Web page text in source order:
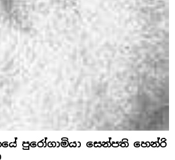
පුරෝගාමියා සෙන්පති හෙන්රි